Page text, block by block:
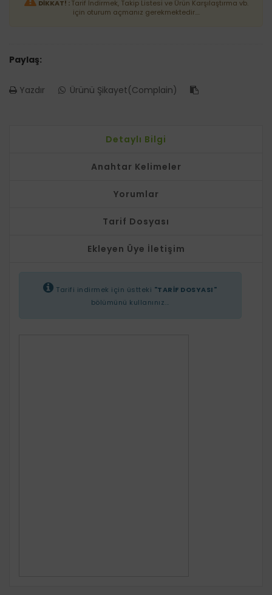
DİKKAT! :Tarif İndirmek, Takip Listesi ve Ürün Karşılaştırma vb.
için oturum açmanız gerekmektedir....
Paylaş:
Yazdır Ürünü Şikayet(Complain)
Detaylı Bilgi
Anahtar Kelimeler
Yorumlar
Tarif Dosyası
Ekleyen Üye İletişim
Tarifi indirmek için üstteki "TARİF DOSYASI"
bölümünü kullanınız...